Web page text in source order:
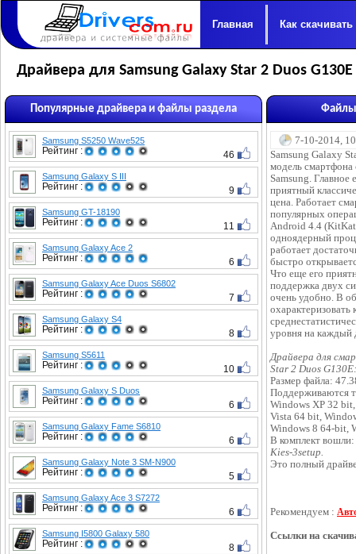
Главная Как скачивать
Драйвера для Samsung Galaxy Star 2 Duos G130E
Популярные драйвера и файлы раздела
Samsung S5250 Wave525
Рейтинг : 46
Samsung Galaxy S III
Рейтинг : 9
Samsung GT-18190
Рейтинг : 11
Samsung Galaxy Ace 2
Рейтинг : 6
Samsung Galaxy Ace Duos S6802
Рейтинг : 7
Samsung Galaxy S4
Рейтинг : 8
Samsung S5611
Рейтинг : 10
Samsung Galaxy S Duos
Рейтинг : 6
Samsung Galaxy Fame S6810
Рейтинг : 6
Samsung Galaxy Note 3 SM-N900
Рейтинг : 5
Samsung Galaxy Ace 3 S7272
Рейтинг : 6
Samsung I5800 Galaxy 580
Рейтинг : 8
Файлы
7-10-2014,
Samsung Galaxy
модель смартфона
Samsung. Главное
приятный
цена. Работает
популярных
Android 4.4
одноядерный
работает
быстро
Что еще его
поддержка двух
очень удобно. В
охарактеризовать
уровня на каждый
Драйвера для
Star 2 Duos G130E:
Размер файла:
Поддерживаются
Windows XP 32
Vista 64 bit,
Windows 8 64-bit,
В комплект вошли:
Kies-3setup.
Это полный
Рекомендуем :
Ссылки на